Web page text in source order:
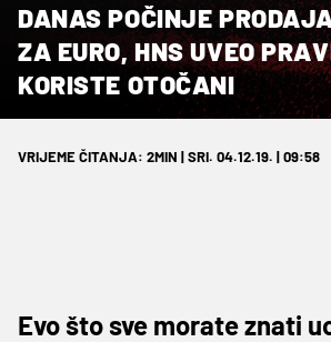
DANAS POČINJE
ZA EURO, HNS UVEO
KORISTE OTOČANI
VRIJEME ČITANJA: 2MIN | SRI. 04.12.19. | 09:58
Evo što sve morate znati